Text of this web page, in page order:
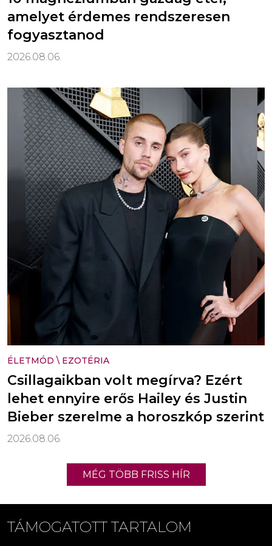
amelyet érdemes rendszeresen
fogyasztanod
2026.08.06.
ÉLETMÓD \ EZOTÉRIA
Csillagaikban volt megírva? Ezért
lehet ennyire erős Hailey és Justin
Bieber szerelme a horoszkóp szerint
2026.08.06.
MÉG TÖBB FRISS HÍR
TÁMOGATOTT TARTALOM